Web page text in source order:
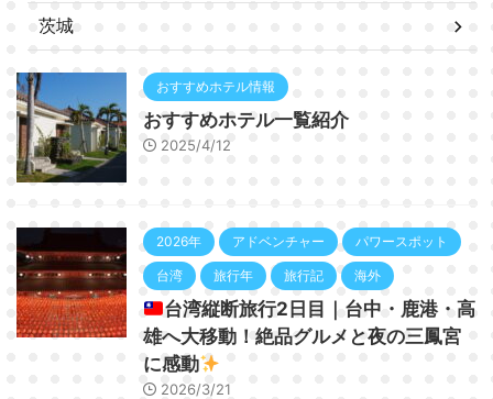
茨城
おすすめホテル情報
おすすめホテル一覧紹介
2025/4/12
2026年 アドベンチャー パワースポット
台湾 旅行年 旅行記 海外
台湾縦断旅行2日目｜台中・鹿港・高
雄へ大移動！絶品グルメと夜の三鳳宮
に感動
2026/3/21